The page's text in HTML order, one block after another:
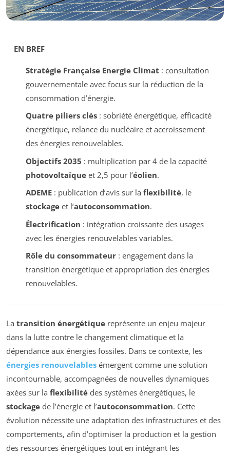
EN BREF
Stratégie Française Energie Climat : consultation
gouvernementale avec focus sur la réduction de la
consommation d’énergie.
Quatre piliers clés: sobriété énergétique, efficacité
énergétique, relance du nucléaire et accroissement
des énergies renouvelables.
Objectifs 2035 : multiplication par 4 de la capacité
photovoltaïqueet 2,5 pour l’éolien.
ADEME: publication d’avis sur la flexibilité, le
stockageet l’autoconsommation.
Électrification : intégration croissante des usages
avec les énergies renouvelables variables.
Rôle du consommateur: engagement dans la
transition énergétique et appropriation des énergies
renouvelables.
La transition énergétique représente un enjeu majeur
dans la lutte contre le changement climatique et la
dépendance aux énergies fossiles. Dans ce contexte, les
énergies renouvelables émergent comme une solution
incontournable, accompagnées de nouvelles dynamiques
axées sur la flexibilité des systèmes énergétiques, le
stockage de l’énergie et l’autoconsommation. Cette
évolution nécessite une adaptation des infrastructures et des
comportements, afin d’optimiser la production et la gestion
des ressources énergétiques tout en intégrant les